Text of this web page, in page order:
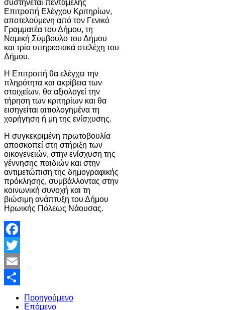
συστήνεται πενταμελής
Επιτροπή Ελέγχου Κριτηρίων,
αποτελούμενη από τον Γενικό
Γραμματέα του Δήμου, τη
Νομική Σύμβουλο του Δήμου
και τρία υπηρεσιακά στελέχη του
Δήμου.
Η Επιτροπή θα ελέγχει την
πληρότητα και ακρίβεια των
στοιχείων, θα αξιολογεί την
τήρηση των κριτηρίων και θα
εισηγείται αιτιολογημένα τη
χορήγηση ή μη της ενίσχυσης.
Η συγκεκριμένη πρωτοβουλία
αποσκοπεί στη στήριξη των
οικογενειών, στην ενίσχυση της
γέννησης παιδιών και στην
αντιμετώπιση της δημογραφικής
πρόκλησης, συμβάλλοντας στην
κοινωνική συνοχή και τη
βιώσιμη ανάπτυξη του Δήμου
Ηρωικής Πόλεως Νάουσας.
Facebook
Twitter
Email
Share
Προηγούμενο
Επόμενο